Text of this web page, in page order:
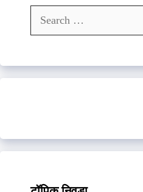
Search
for: